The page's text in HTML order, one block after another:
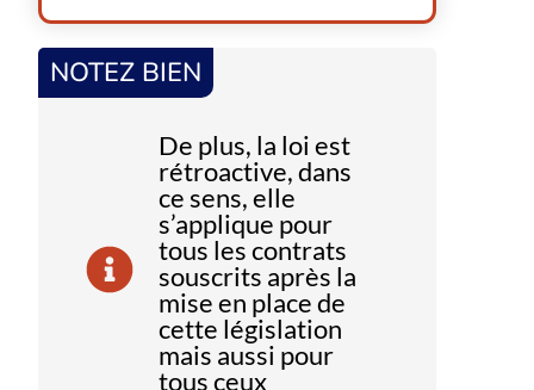
De plus, la loi est
rétroactive, dans
ce sens, elle
s’applique pour
tous les contrats
souscrits après la
mise en place de
cette législation
mais aussi pour
tous ceux
NOTEZ BIEN